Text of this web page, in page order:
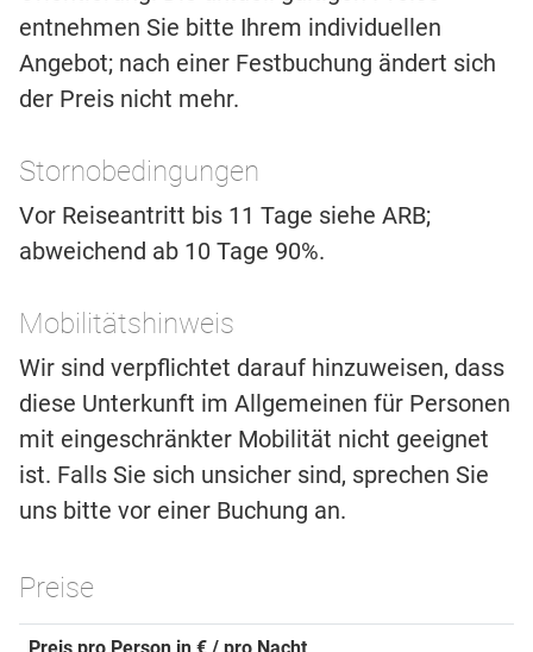
entnehmen Sie bitte Ihrem individuellen
Angebot; nach einer Festbuchung ändert sich
der Preis nicht mehr.
Stornobedingungen
Vor Reiseantritt bis 11 Tage siehe ARB;
abweichend ab 10 Tage 90%.
Mobilitätshinweis
Wir sind verpflichtet darauf hinzuweisen, dass
diese Unterkunft im Allgemeinen für Personen
mit eingeschränkter Mobilität nicht geeignet
ist. Falls Sie sich unsicher sind, sprechen Sie
uns bitte vor einer Buchung an.
Preise